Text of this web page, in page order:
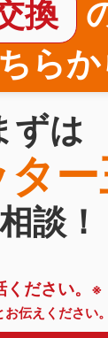
換
らか
ずは
ー
談！
ださい。
※
お伝えください。